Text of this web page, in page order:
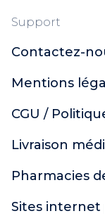
Support
Contactez-
Mentions
CGU /
Livraison
Pharmacies
Sites internet